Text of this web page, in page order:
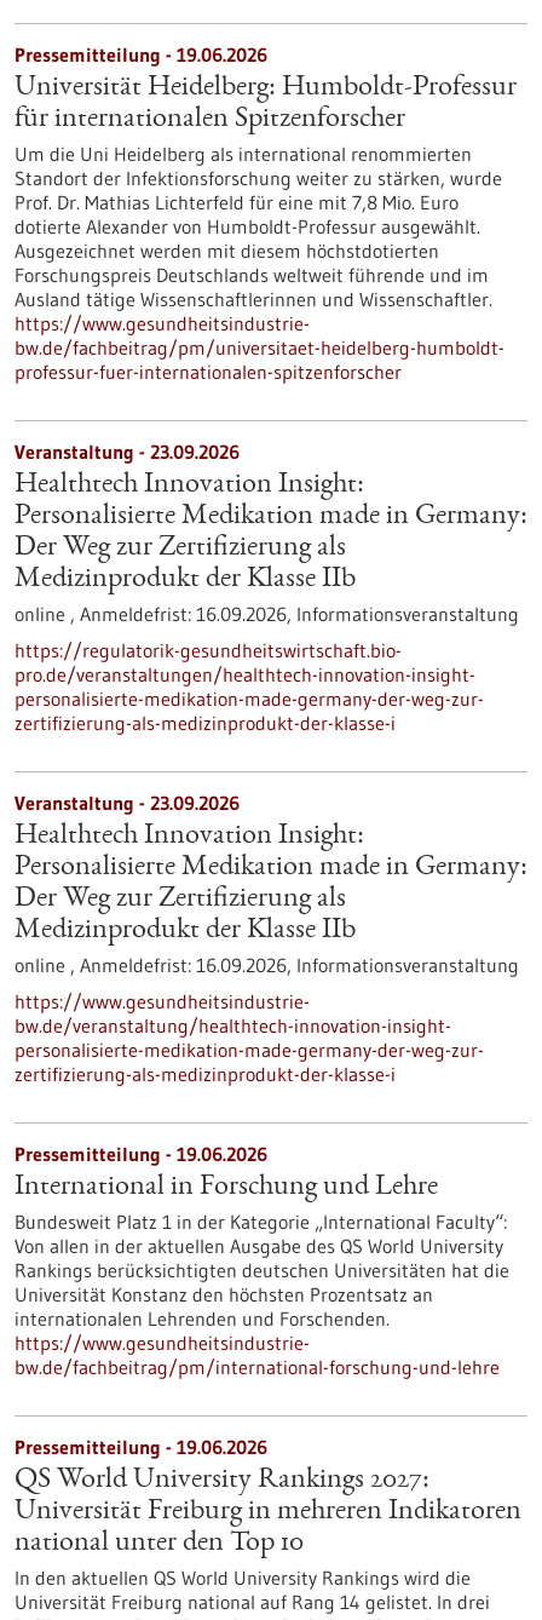
Pressemitteilung - 19.06.2026
Universität Heidelberg: Humboldt-Professur
für internationalen Spitzenforscher
Um die Uni Heidelberg als international renommierten
Standort der Infektionsforschung weiter zu stärken, wurde
Prof. Dr. Mathias Lichterfeld für eine mit 7,8 Mio. Euro
dotierte Alexander von Humboldt-Professur ausgewählt.
Ausgezeichnet werden mit diesem höchstdotierten
Forschungspreis Deutschlands weltweit führende und im
Ausland tätige Wissenschaftlerinnen und Wissenschaftler.
https://www.gesundheitsindustrie-
bw.de/fachbeitrag/pm/universitaet-heidelberg-humboldt-
professur-fuer-internationalen-spitzenforscher
Veranstaltung - 23.09.2026
Healthtech Innovation Insight:
Personalisierte Medikation made in Germany:
Der Weg zur Zertifizierung als
Medizinprodukt der Klasse IIb
online , Anmeldefrist: 16.09.2026, Informationsveranstaltung
https://regulatorik-gesundheitswirtschaft.bio-
pro.de/veranstaltungen/healthtech-innovation-insight-
personalisierte-medikation-made-germany-der-weg-zur-
zertifizierung-als-medizinprodukt-der-klasse-i
Veranstaltung - 23.09.2026
Healthtech Innovation Insight:
Personalisierte Medikation made in Germany:
Der Weg zur Zertifizierung als
Medizinprodukt der Klasse IIb
online , Anmeldefrist: 16.09.2026, Informationsveranstaltung
https://www.gesundheitsindustrie-
bw.de/veranstaltung/healthtech-innovation-insight-
personalisierte-medikation-made-germany-der-weg-zur-
zertifizierung-als-medizinprodukt-der-klasse-i
Pressemitteilung - 19.06.2026
International in Forschung und Lehre
Bundesweit Platz 1 in der Kategorie „International Faculty“:
Von allen in der aktuellen Ausgabe des QS World University
Rankings berücksichtigten deutschen Universitäten hat die
Universität Konstanz den höchsten Prozentsatz an
internationalen Lehrenden und Forschenden.
https://www.gesundheitsindustrie-
bw.de/fachbeitrag/pm/international-forschung-und-lehre
Pressemitteilung - 19.06.2026
QS World University Rankings 2027:
Universität Freiburg in mehreren Indikatoren
national unter den Top 10
In den aktuellen QS World University Rankings wird die
Universität Freiburg national auf Rang 14 gelistet. In drei